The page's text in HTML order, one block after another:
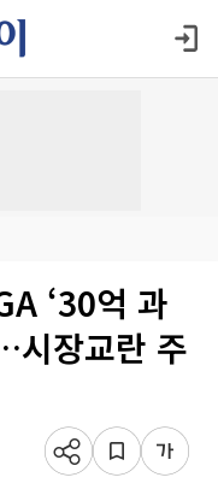
‘30억 과
시장교란 주